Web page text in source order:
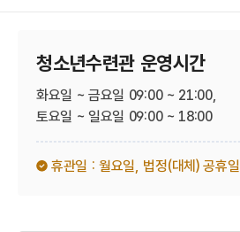
청소년수련관 운영시간
화요일 ~ 금요일 09:00 ~ 21:00,
토요일 ~ 일요일 09:00 ~ 18:00
휴관일 : 월요일, 법정(대체) 공휴일